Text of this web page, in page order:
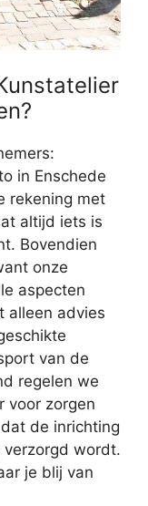
in Enschede
rekening met
altijd iets is
Bovendien
onze
aspecten
alleen advies
van de
regelen we
voor zorgen
de inrichting
wordt.
je blij van